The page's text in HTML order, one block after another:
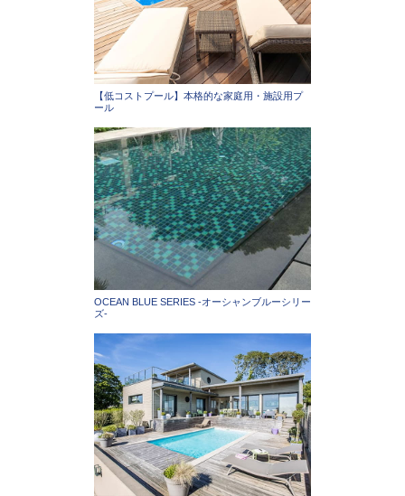
【低コストプール】本格的な家庭用・施設用プ
ール
OCEAN BLUE SERIES -オーシャンブルーシリー
ズ-